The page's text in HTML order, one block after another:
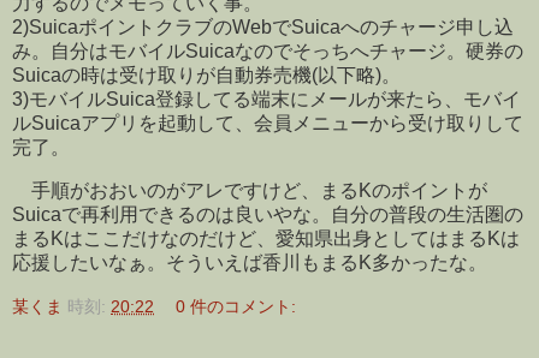
2)SuicaポイントクラブのWebでSuicaへのチャージ申し込
み。自分はモバイルSuicaなのでそっちへチャージ。硬券の
Suicaの時は受け取りが自動券売機(以下略)。
3)モバイルSuica登録してる端末にメールが来たら、モバイ
ルSuicaアプリを起動して、会員メニューから受け取りして
完了。
手順がおおいのがアレですけど、まるKのポイントが
Suicaで再利用できるのは良いやな。自分の普段の生活圏の
まるKはここだけなのだけど、愛知県出身としてはまるKは
応援したいなぁ。そういえば香川もまるK多かったな。
某くま 時刻: 20:22 0 件のコメント: